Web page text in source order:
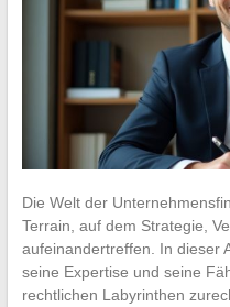
Die Welt der
Terrain, auf dem Strategie,
aufeinandertreffen. In dieser
seine Expertise und seine
rechtlichen Labyrinthen